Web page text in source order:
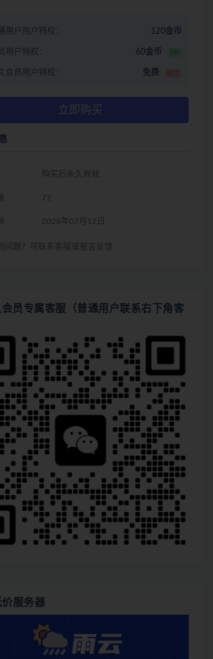
用户用户特权： 120金币
用户特权： 60金币 5折
会员用户特权： 免费 推荐
立即购买
购买后永久有效
72
2026年07月12日
问题？可联系客服或留言反馈
会员专属客服（普通用户联系右下角客
价服务器